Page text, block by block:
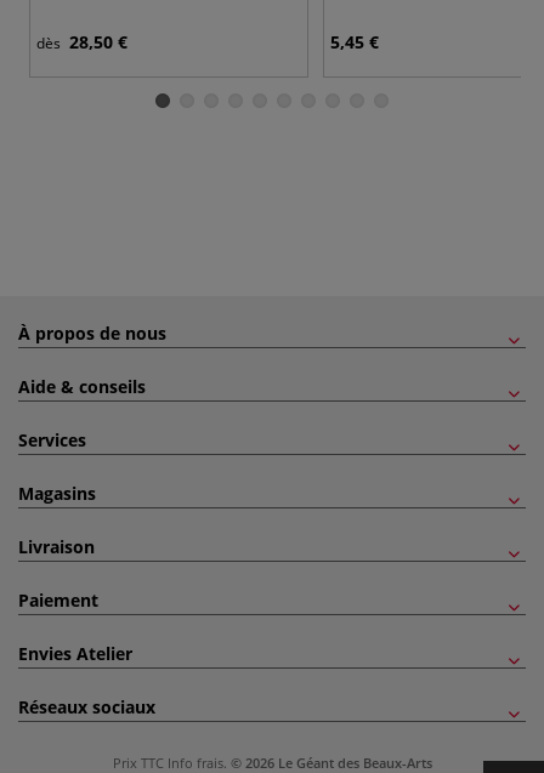
dès 28,50 € 5,45 €
À propos de nous
Aide & conseils
Services
Magasins
Livraison
Paiement
Envies Atelier
Réseaux sociaux
Prix TTC Info frais. © 2026 Le Géant des Beaux-Arts